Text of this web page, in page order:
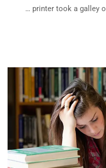
printer took a galley